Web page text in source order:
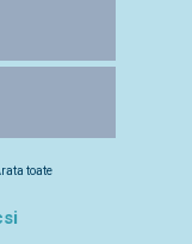
toate